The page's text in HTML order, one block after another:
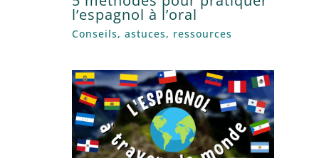
l’espagnol à l’oral
Conseils, astuces, ressources